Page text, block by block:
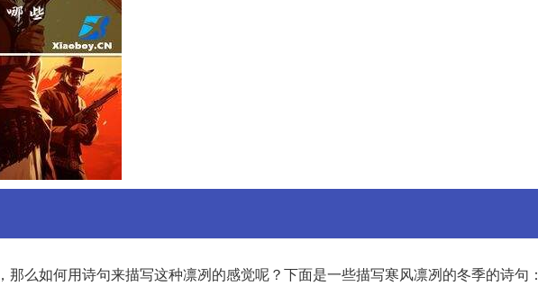
那么如何用诗句来描写这种凛冽的感觉呢？下面是一些描写寒风凛冽的冬季的诗句：